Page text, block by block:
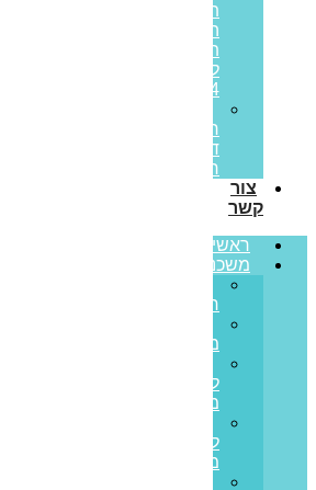
תשומות
הבנייה
תחזית
לשנת
2024
רכישה
דירה
ראשונה
צור
קשר
ראשי
משכנתאות
חדשה
משכנתא
לכל
מטרה
לנכס
מסחרי